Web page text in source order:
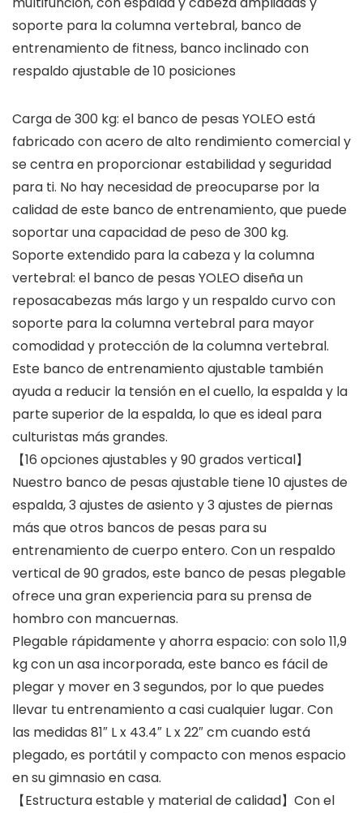
soporte para la columna vertebral, banco de
entrenamiento de fitness, banco inclinado con
respaldo ajustable de 10 posiciones
Carga de 300 kg: el banco de pesas YOLEO está
fabricado con acero de alto rendimiento comercial y
se centra en proporcionar estabilidad y seguridad
para ti. No hay necesidad de preocuparse por la
calidad de este banco de entrenamiento, que puede
soportar una capacidad de peso de 300 kg.
Soporte extendido para la cabeza y la columna
vertebral: el banco de pesas YOLEO diseña un
reposacabezas más largo y un respaldo curvo con
soporte para la columna vertebral para mayor
comodidad y protección de la columna vertebral.
Este banco de entrenamiento ajustable también
ayuda a reducir la tensión en el cuello, la espalda y la
parte superior de la espalda, lo que es ideal para
culturistas más grandes.
【16 opciones ajustables y 90 grados vertical】
Nuestro banco de pesas ajustable tiene 10 ajustes de
espalda, 3 ajustes de asiento y 3 ajustes de piernas
más que otros bancos de pesas para su
entrenamiento de cuerpo entero. Con un respaldo
vertical de 90 grados, este banco de pesas plegable
ofrece una gran experiencia para su prensa de
hombro con mancuernas.
Plegable rápidamente y ahorra espacio: con solo 11,9
kg con un asa incorporada, este banco es fácil de
plegar y mover en 3 segundos, por lo que puedes
llevar tu entrenamiento a casi cualquier lugar. Con
las medidas 81″ L x 43.4″ L x 22″ cm cuando está
plegado, es portátil y compacto con menos espacio
en su gimnasio en casa.
【Estructura estable y material de calidad】Con el